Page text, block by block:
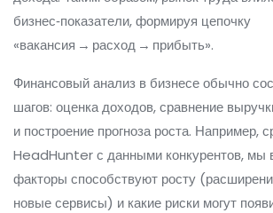
бизнес‑показатели, формируя цепочку
«вакансия → расход → прибыть».
Финансовый анализ в бизнесе обычно
шагов: оценка доходов, сравнение
и построение прогноза роста. Например,
HeadHunter с данными конкурентов, мы
факторы способствуют росту
новые сервисы) и какие риски могут